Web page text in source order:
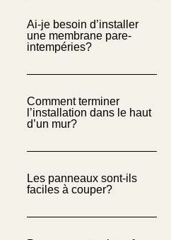
Ai-je besoin d’installer
une membrane pare-
intempéries?
Comment terminer
l’installation dans le haut
d’un mur?
Les panneaux sont-ils
faciles à couper?